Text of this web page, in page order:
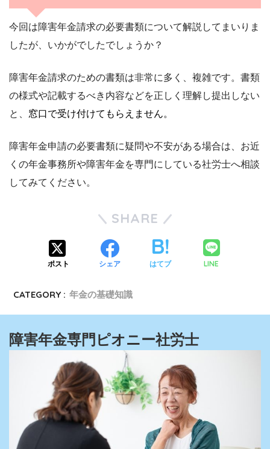
今回は障害年金請求の必要書類について解説してまいりま
したが、いかがでしたでしょうか？
障害年金請求のための書類は非常に多く、複雑です。書類
の様式や記載するべき内容などを正しく理解し提出しない
と、 窓口で受け付けてもらえません。
障害年金申請の必要書類に疑問や不安がある場合は、お近
くの年金事務所や障害年金を専門にしている社労士へ相談
してみてください。
SHARE
ポスト シェア はてブ LINE
CATEGORY : 年金の基礎知識
障害年金専門ピオニー社労士